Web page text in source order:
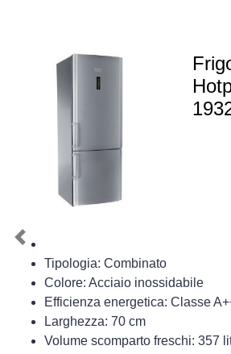
Tipologia: Combinato
Colore: Acciaio inossidabile
Efficienza energetica: Classe
Larghezza: 70 cm
Volume scomparto freschi: 357
Previous